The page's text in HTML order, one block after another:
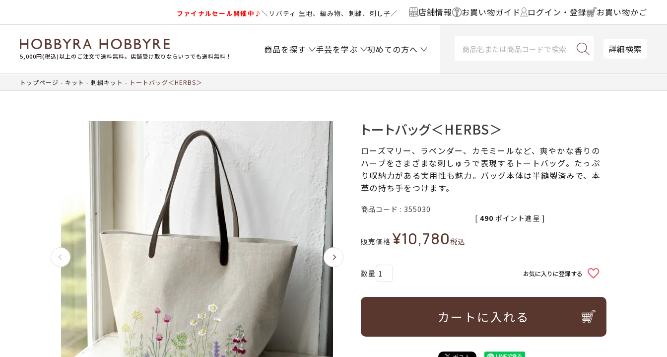
ファイナルセール開催中♪＼リバティ 生地、編み物、刺繍、刺し子／ 店舗情報 お買い物ガイド ログイン・登録 お買い物かご
5,000円(税込)以上のご注文で送料無料。店舗受け取りならいつでも送料無料！
商品を探す 手芸を学ぶ 初めての方へ 詳細検索
トップページ キット 刺繍キット トートバッグ＜HERBS＞
トートバッグ＜HERBS＞
ローズマリー、ラベンダー、カモミールなど、爽やかな香りの
ハーブをさまざまな刺しゅうで表現するトートバッグ。たっぷ
り収納力がある実用性も魅力。バッグ本体は半縫製済みで、本
革の持ち手をつけます。
商品コード 355030
販売価格 ¥10,780税込
[ 490 ポイント進呈 ]
お気に入りに登録する
カートに入れる